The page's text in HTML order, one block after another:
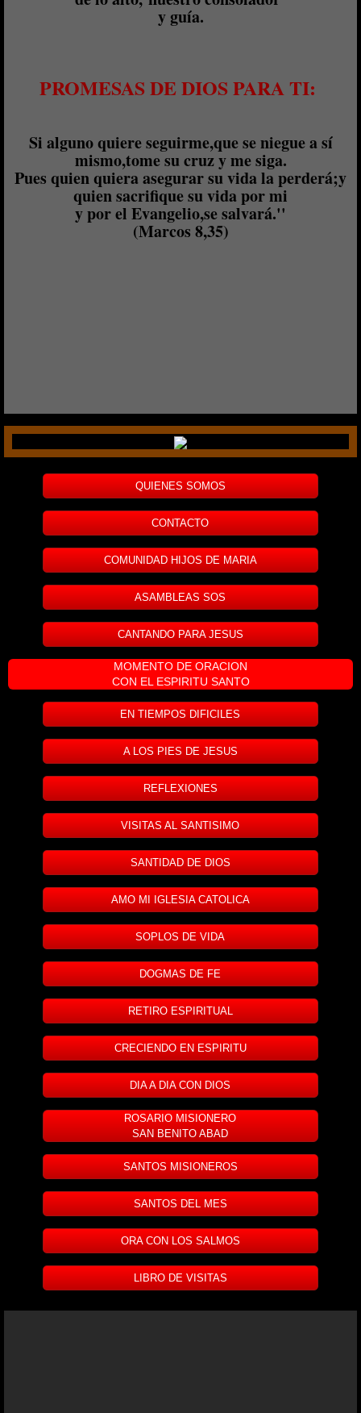
y guía.
PROMESAS DE DIOS PARA TI:
Si alguno quiere seguirme,que se niegue a sí
mismo,tome su cruz y me siga.
Pues quien quiera asegurar su vida la perderá;y
quien sacrifique su vida por mi
y por el Evangelio,se salvará.''
(Marcos 8,35)
QUIENES SOMOS
CONTACTO
COMUNIDAD HIJOS DE MARIA
ASAMBLEAS SOS
CANTANDO PARA JESUS
MOMENTO DE ORACION
CON EL ESPIRITU SANTO
EN TIEMPOS DIFICILES
A LOS PIES DE JESUS
REFLEXIONES
VISITAS AL SANTISIMO
SANTIDAD DE DIOS
AMO MI IGLESIA CATOLICA
SOPLOS DE VIDA
DOGMAS DE FE
RETIRO ESPIRITUAL
CRECIENDO EN ESPIRITU
DIA A DIA CON DIOS
ROSARIO MISIONERO
SAN BENITO ABAD
SANTOS MISIONEROS
SANTOS DEL MES
ORA CON LOS SALMOS
LIBRO DE VISITAS